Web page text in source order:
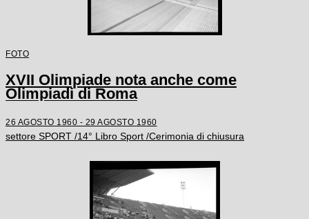
FOTO
XVII Olimpiade nota anche come
Olimpiadi di Roma
26 AGOSTO 1960 - 29 AGOSTO 1960
settore SPORT /14° Libro Sport /Cerimonia di chiusura